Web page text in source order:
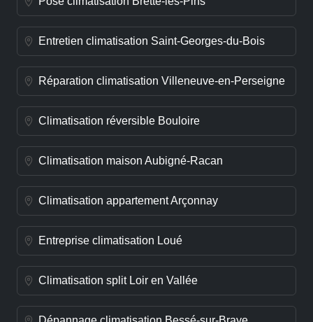
Entretien climatisation Saint-Georges-du-Bois
Réparation climatisation Villeneuve-en-Perseigne
Climatisation réversible Bouloire
Climatisation maison Aubigné-Racan
Climatisation appartement Arçonnay
Entreprise climatisation Loué
Climatisation split Loir en Vallée